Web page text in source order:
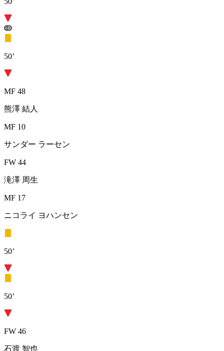
50’
MF 48
熊澤 結人
MF 10
サンダー ラーセン
FW 44
滝澤 周生
MF 17
ニコライ ヨハンセン
50’
50’
FW 46
石渡 智也